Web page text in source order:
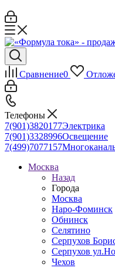
Сравнение0
Телефоны
7(901)3820177Электрика
7(901)3328996Освещение
7(499)7077157
Москва
Назад
Города
Москва
Наро-Фоминск
Обнинск
Селятино
Серпухов
Серпухов
Чехов